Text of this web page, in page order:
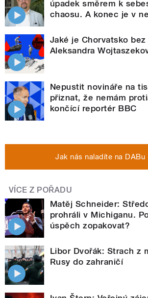
úpadek směrem k
chaosu. A konec je v
Jaké je Chorvatsko
Aleksandra
Nepustit novináře na
přiznat, že nemám
končící reportér BBC
Jak nás naladíte na DABu
VÍCE Z POŘADU
Matěj Schneider:
prohráli v Michiganu.
úspěch zopakovat?
Libor Dvořák: Strach z
Rusy do zahraničí